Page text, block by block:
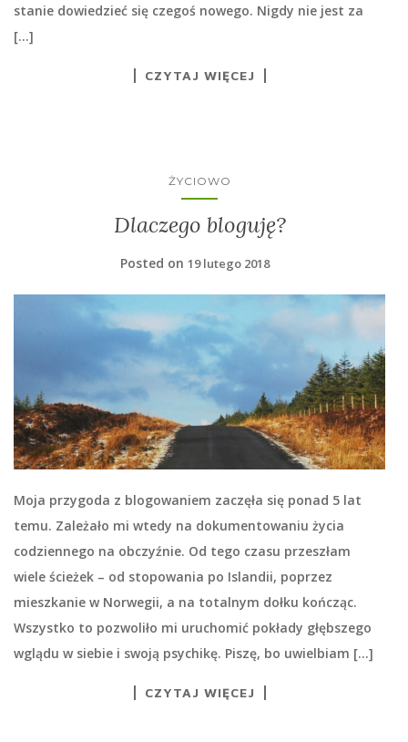
stanie dowiedzieć się czegoś nowego. Nigdy nie jest za
[…]
CZYTAJ WIĘCEJ
ŻYCIOWO
Dlaczego bloguję?
Posted on 19 lutego 2018
Moja przygoda z blogowaniem zaczęła się ponad 5 lat
temu. Zależało mi wtedy na dokumentowaniu życia
codziennego na obczyźnie. Od tego czasu przeszłam
wiele ścieżek – od stopowania po Islandii, poprzez
mieszkanie w Norwegii, a na totalnym dołku kończąc.
Wszystko to pozwoliło mi uruchomić pokłady głębszego
wglądu w siebie i swoją psychikę. Piszę, bo uwielbiam […]
CZYTAJ WIĘCEJ